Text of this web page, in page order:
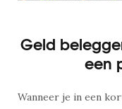
Geld
een
Wanneer je in een